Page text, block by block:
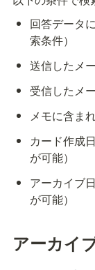
回答データ
索条件）
送信したメ
受信したメ
メモに含ま
カード作成
が可能）
アーカイブ
が可能）
アーカイ